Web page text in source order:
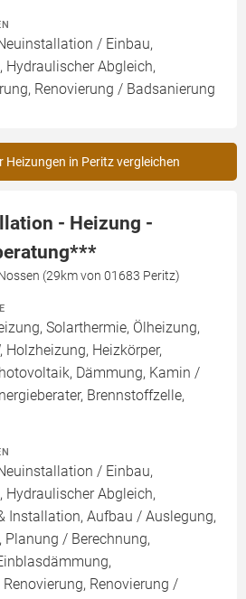
/ Einbau,
Hydraulischer Abgleich,
Renovierung / Badsanierung
in Peritz vergleichen
- Heizung -
(29km von 01683 Peritz)
Solarthermie, Ölheizung,
Holzheizung, Heizkörper,
Dämmung, Kamin /
Brennstoffzelle,
/ Einbau,
Hydraulischer Abgleich,
Installation, Aufbau / Auslegung,
/ Berechnung,
Renovierung /